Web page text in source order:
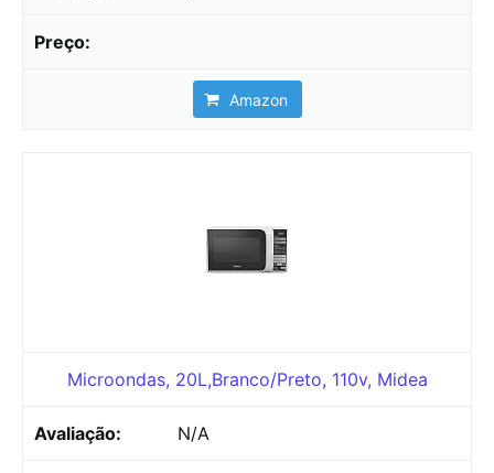
Amazon
Microondas, 20L,Branco/Preto, 110v, Midea
N/A